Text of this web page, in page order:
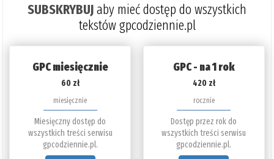
SUBSKRYBUJaby mieć dostęp do wszystkich
tekstów gpcodziennie.pl
GPC miesięcznie
60 zł
miesięcznie
Miesięczny dostęp do
wszystkich treści serwisu
gpcodziennie.pl.
GPC - na 1 rok
420 zł
rocznie
Dostęp przez rok do
wszystkich treści serwisu
gpcodziennie.pl.